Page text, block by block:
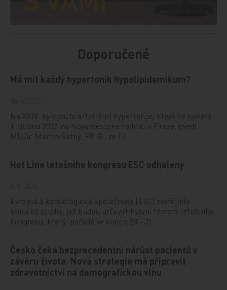
Doporučené
Má mít každý hypertonik hypolipidemikum?
Na XXIV. sympoziu arteriální hypertenze, které se konalo
1. dubna 2026 na Novoměstské radnici v Praze, uvedl
MUDr. Martin Šatný, Ph.D., ze III.…
Hot Line letošního kongresu ESC odhaleny
Evropská kardiologická společnost (ESC) zveřejnila
klinické studie, jež budou určovat hlavní témata letošního
kongresu, který pořádá ve dnech 28.–31…
Česko čeká bezprecedentní nárůst pacientů v
závěru života. Nová strategie má připravit
zdravotnictví na demografickou vlnu